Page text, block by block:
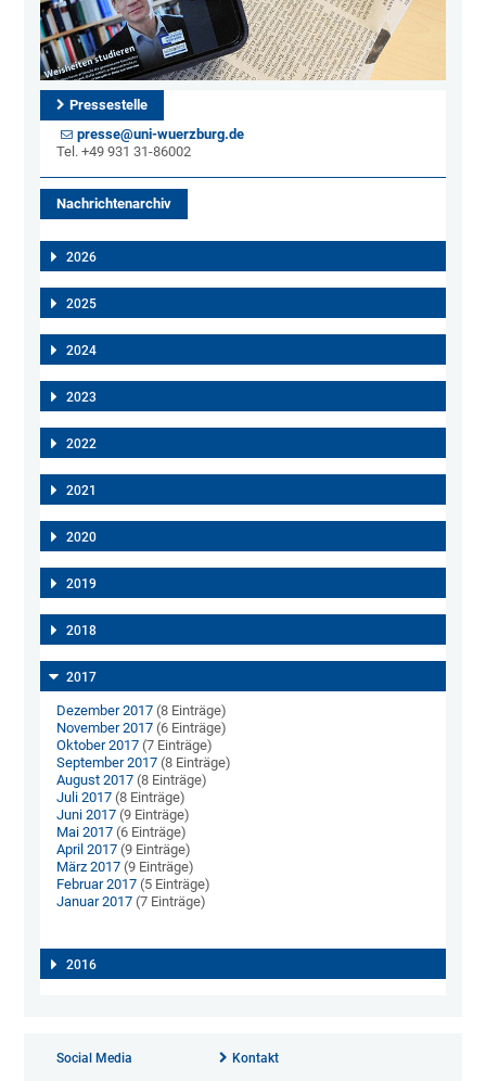
Pressestelle
presse@uni-wuerzburg.de
Tel. +49 931 31-86002
Nachrichtenarchiv
2026
2025
2024
2023
2022
2021
2020
2019
2018
2017
Dezember 2017 (8 Einträge)
November 2017 (6 Einträge)
Oktober 2017 (7 Einträge)
September 2017 (8 Einträge)
August 2017 (8 Einträge)
Juli 2017 (8 Einträge)
Juni 2017 (9 Einträge)
Mai 2017 (6 Einträge)
April 2017 (9 Einträge)
März 2017 (9 Einträge)
Februar 2017 (5 Einträge)
Januar 2017 (7 Einträge)
2016
Social Media Kontakt